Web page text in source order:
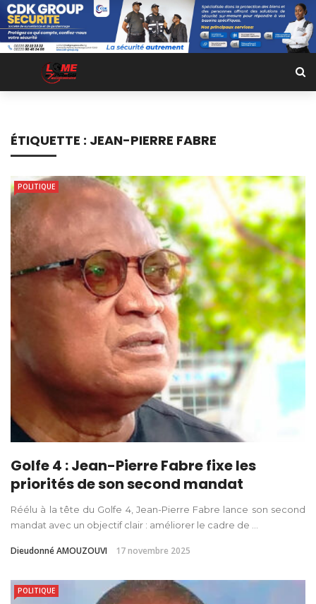
ÉTIQUETTE : JEAN-PIERRE FABRE
POLITIQUE
Golfe 4 : Jean-Pierre Fabre fixe les
priorités de son second mandat
Réélu à la tête du Golfe 4, Jean-Pierre Fabre lance son second
mandat avec un objectif clair : améliorer le cadre de ...
Dieudonné AMOUZOUVI 17 novembre 2025
POLITIQUE